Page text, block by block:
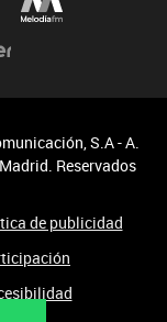
S.A - A.
Reservados
de publicidad